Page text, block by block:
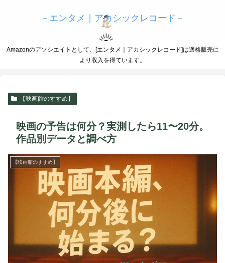
－エンタメ｜アカシックレコード－
Amazonのアソシエイトとして、[エンタメ｜アカシックレコード]は適格販売に
より収入を得ています。
【映画館のすすめ】
映画の予告は何分？実測したら11〜20分。
作品別データと調べ方
【映画館のすすめ】